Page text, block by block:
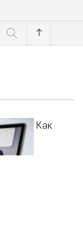
Как